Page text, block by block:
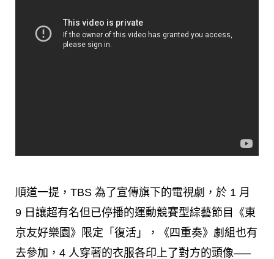
順道一提，TBS 為了宣傳旗下的電視劇，於 1 月
9 日讓超有名但已停播的運動競賽型綜藝節目《東
京友好樂園》限定「復活」，《四重奏》劇組也有
去參加，4 人穿著的衣服各印上了對方的頭像—–